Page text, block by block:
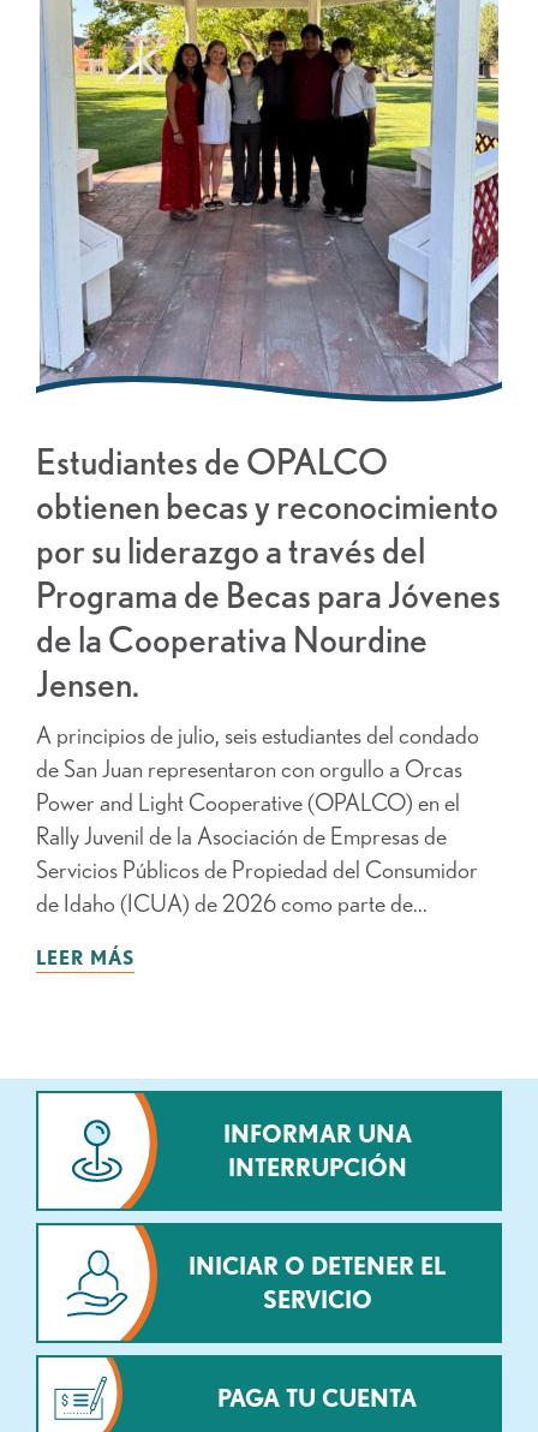
Estudiantes de OPALCO
obtienen becas y reconocimiento
por su liderazgo a través del
Programa de Becas para Jóvenes
de la Cooperativa Nourdine
Jensen.
A principios de julio, seis estudiantes del condado
de San Juan representaron con orgullo a Orcas
Power and Light Cooperative (OPALCO) en el
Rally Juvenil de la Asociación de Empresas de
Servicios Públicos de Propiedad del Consumidor
de Idaho (ICUA) de 2026 como parte de...
LEER MÁS
INFORMAR UNA
INTERRUPCIÓN
INICIAR O DETENER EL
SERVICIO
PAGA TU CUENTA